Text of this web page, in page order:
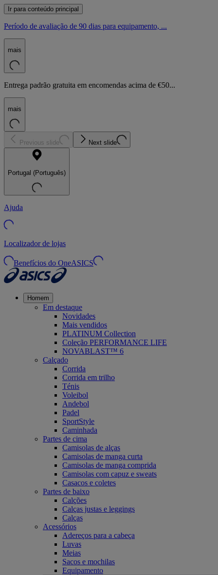
Ir para conteúdo principal
Período de avaliação de 90 dias para equipamento, ...
mais
Entrega padrão gratuita em encomendas acima de €50...
mais
Previous slide Next slide
Portugal (Português)
Ajuda
Localizador de lojas
Benefícios do OneASICS
Homem
Em destaque
Novidades
Mais vendidos
PLATINUM Collection
Coleção PERFORMANCE LIFE
NOVABLAST™ 6
Calçado
Corrida
Corrida em trilho
Ténis
Voleibol
Andebol
Padel
SportStyle
Caminhada
Partes de cima
Camisolas de alças
Camisolas de manga curta
Camisolas de manga comprida
Camisolas com capuz e sweats
Casacos e coletes
Partes de baixo
Calções
Calças justas e leggings
Calças
Acessórios
Adereços para a cabeça
Luvas
Meias
Sacos e mochilas
Equipamento